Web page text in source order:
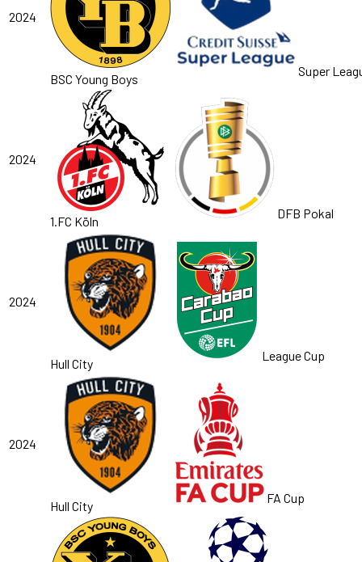
2024
BSC Young Boys
Super
2024
1.FC Köln
DFB Pokal
2024
Hull City
League Cup
2024
Hull City
FA Cup